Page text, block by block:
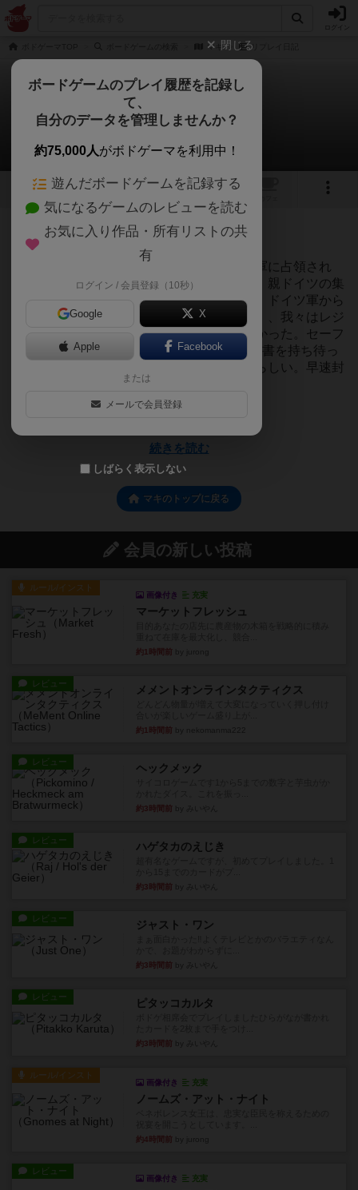
マキ リプレイ日記
マキ
1件のリプレイ日記
31 1 3
276名に読まれています
投稿日：2020年12月24日 11時59分
第二次世界大戦の最中、フランスはドイツ軍に占領され
た。街中ではドイツ兵が我が物顔で闊歩し、親ドイツの集
まりであるフランス民兵団と談笑していた。ドイツ軍から
何としてもフランスを解放しなくては、、、、我々はレジ
スタンスのアジトであるセーフハウスに向かった。セーフ
ハウスに到着するともう1人の仲間が手に封書を持ち待っ
ていた。どうやら作戦指示書を受け取ったらしい。早速封
を切り、3人は二通の作戦指示書に...
続きを読む
マキのトップに戻る
会員の新しい投稿
ルール/インスト
画像付き 充実
マーケットフレッシュ
約1時間前
レビュー メメントオンラインタクティクス
約1時間前
レビュー ヘックメック
約3時間前
レビュー ハゲタカのえじき
約3時間前
レビュー ジャスト・ワン
約3時間前
レビュー ピタッコカルタ
約3時間前
ルール/インスト
画像付き 充実
ノームズ・アット・ナイト
約4時間前
レビュー
画像付き 充実
閉じる
ボードゲームのプレイ履歴を記録し
て、
自分のデータを管理しませんか？
約75,000人がボドゲーマを利用中！
遊んだボードゲームを記録する
気になるゲームのレビューを読む
お気に入り作品・所有リストの共
有
ログイン / 会員登録（10秒）
Google X
Apple Facebook
または
メールで会員登録
しばらく表示しない